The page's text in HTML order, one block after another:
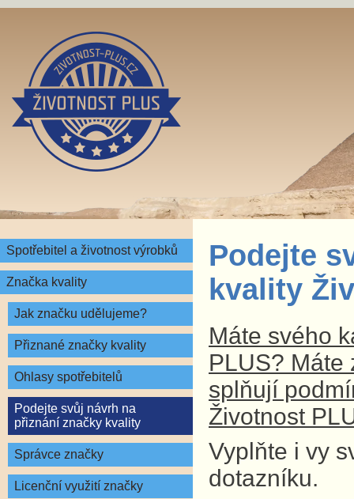
Spotřebitel a životnost výrobků
Značka kvality
Jak značku udělujeme?
Přiznané značky kvality
Ohlasy spotřebitelů
Podejte svůj návrh na
přiznání značky kvality
Správce značky
Licenční využití značky
Podejte
kvality
Máte svého
PLUS? Máte
splňují
Životnost
Vyplňte i vy
dotazníku.